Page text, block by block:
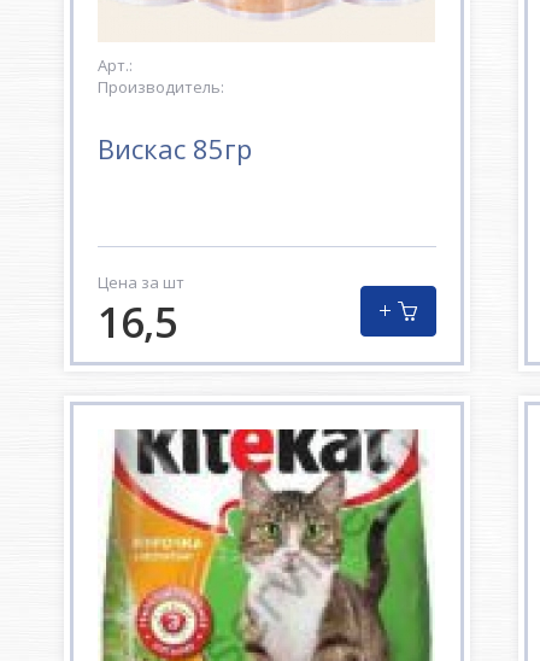
Арт.:
Производитель:
Вискас 85гр
Цена за шт
16,5